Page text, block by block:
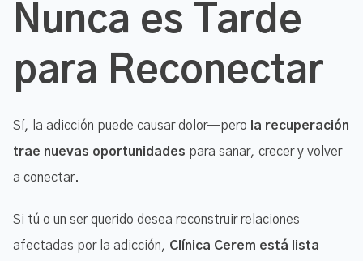
Nunca es Tarde
para Reconectar
Sí, la adicción puede causar dolor—pero
la recuperación
trae nuevas oportunidades para sanar, crecer y volver
a conectar.
Si tú o un ser querido desea reconstruir relaciones
afectadas por la adicción, Clínica Cerem está lista